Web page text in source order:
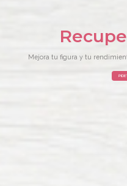
Mejora tu figura y tu
PIDE